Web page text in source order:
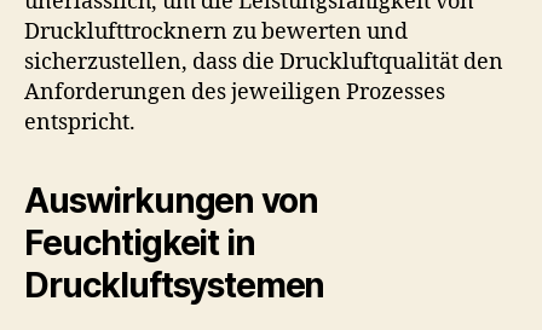
Drucklufttrocknern zu bewerten und
sicherzustellen, dass die Druckluftqualität den
Anforderungen des jeweiligen Prozesses
entspricht.
Auswirkungen von
Feuchtigkeit in
Druckluftsystemen